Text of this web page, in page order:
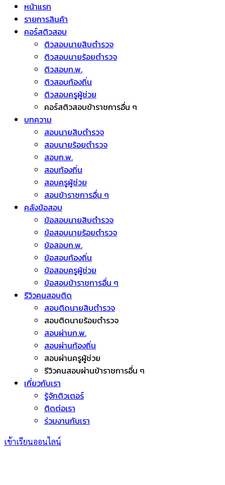
หน้าแรก
รายการสินค้า
คอร์สติวสอบ
ติวสอบนายสิบตำรวจ
ติวสอบนายร้อยตำรวจ
ติวสอบก.พ.
ติวสอบท้องถิ่น
ติวสอบครูผู้ช่วย
คอร์สติวสอบข้าราชการอื่น ๆ
บทความ
สอบนายสิบตำรวจ
สอบนายร้อยตำรวจ
สอบก.พ.
สอบท้องถิ่น
สอบครูผู้ช่วย
สอบข้าราชการอื่น ๆ
คลังข้อสอบ
ข้อสอบนายสิบตำรวจ
ข้อสอบนายร้อยตำรวจ
ข้อสอบก.พ.
ข้อสอบท้องถิ่น
ข้อสอบครูผู้ช่วย
ข้อสอบข้าราชการอื่น ๆ
รีวิวคนสอบติด
สอบติดนายสิบตำรวจ
สอบติดนายร้อยตำรวจ
สอบผ่านก.พ.
สอบผ่านท้องถิ่น
สอบผ่านครูผู้ช่วย
รีวิวคนสอบผ่านข้าราชการอื่น ๆ
เกี่ยวกับเรา
รู้จักติวเตอร์
ติดต่อเรา
ร่วมงานกับเรา
เข้าเรียนออนไลน์